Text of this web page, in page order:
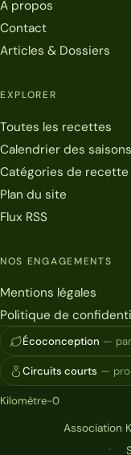
À propos
Contact
Articles & Dossiers
EXPLORER
Toutes les recettes
Calendrier des saisons
Catégories de recette
Plan du site
Flux RSS
NOS ENGAGEMENTS
Mentions légales
Politique de
Écoconception —
Circuits courts —
Kilomètre-0
Association